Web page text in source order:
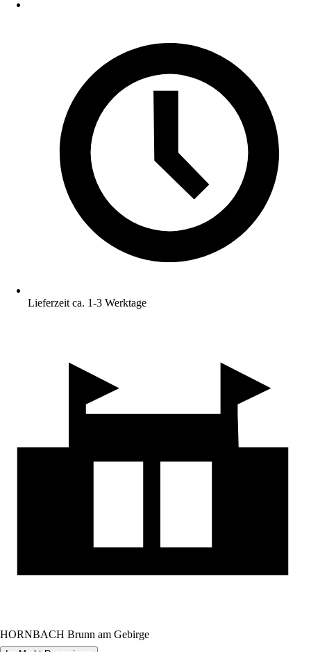
Lieferzeit ca. 1-3 Werktage
HORNBACH Brunn am Gebirge